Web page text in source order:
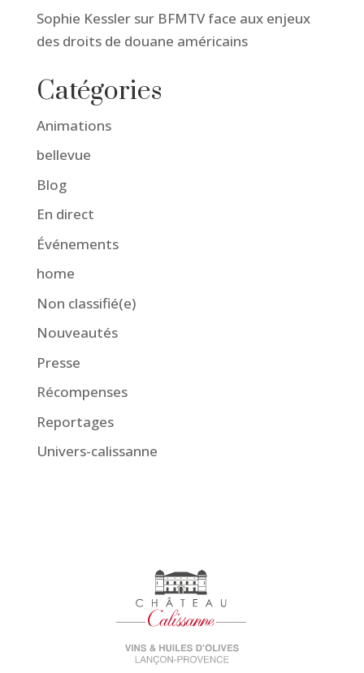
Sophie Kessler sur BFMTV face aux enjeux
des droits de douane américains
Catégories
Animations
bellevue
Blog
En direct
Événements
home
Non classifié(e)
Nouveautés
Presse
Récompenses
Reportages
Univers-calissanne